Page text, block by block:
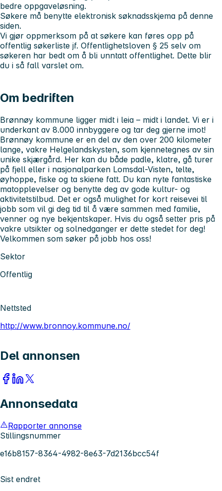
bedre oppgaveløsning.
Søkere må benytte elektronisk søknadsskjema på denne
siden.
Vi gjør oppmerksom på at søkere kan føres opp på
offentlig søkerliste jf. Offentlighetsloven § 25 selv om
søkeren har bedt om å bli unntatt offentlighet. Dette blir
du i så fall varslet om.
Om bedriften
Brønnøy kommune ligger midt i leia – midt i landet. Vi er i
underkant av 8.000 innbyggere og tar deg gjerne imot!
Brønnøy kommune er en del av den over 200 kilometer
lange, vakre Helgelandskysten, som kjennetegnes av sin
unike skjærgård. Her kan du både padle, klatre, gå turer
på fjell eller i nasjonalparken Lomsdal-Visten, telte,
øyhoppe, fiske og ta skiene fatt. Du kan nyte fantastiske
matopplevelser og benytte deg av gode kultur- og
aktivitetstilbud. Det er også mulighet for kort reisevei til
jobb som vil gi deg tid til å være sammen med familie,
venner og nye bekjentskaper. Hvis du også setter pris på
vakre utsikter og solnedganger er dette stedet for deg!
Velkommen som søker på jobb hos oss!
Sektor
Offentlig
Nettsted
http://www.bronnoy.kommune.no/
Del annonsen
Annonsedata
Rapporter annonse
Stillingsnummer
e16b8157-8364-4982-8e63-7d2136bcc54f
Sist endret